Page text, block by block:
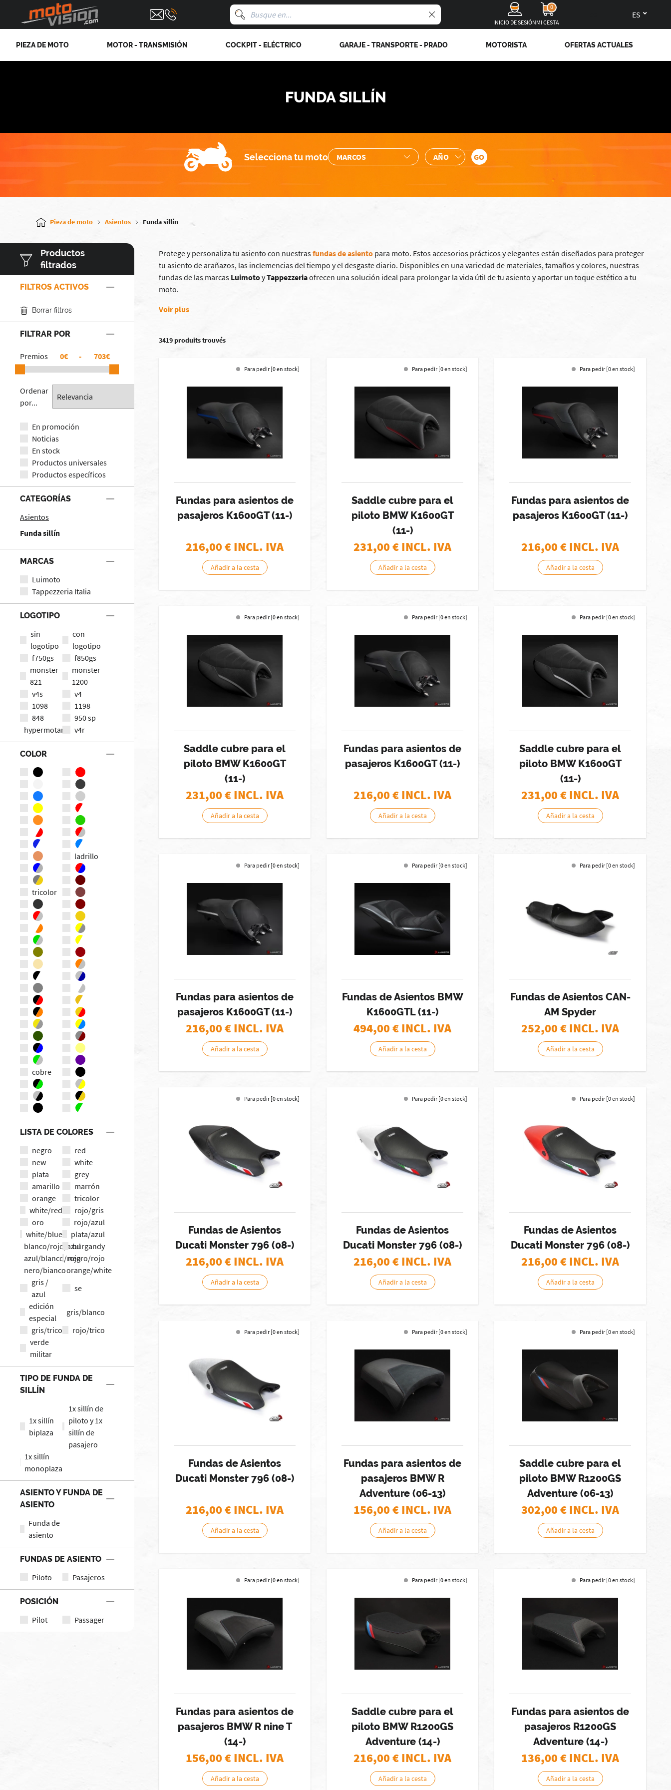
INICIO DE SESIÓN
0
MI CESTA
PIEZA DE MOTO MOTOR - TRANSMISIÓN COCKPIT - ELÉCTRICO GARAJE - TRANSPORTE - PRADO MOTORISTA OFERTAS ACTUALES
FUNDA SILLÍN
Selecciona tu moto
Pieza de moto Asientos Funda sillín
Productos
filtrados
FILTROS ACTIVOS
Borrar filtros
FILTRAR POR
Premios € - €
Ordenar
por...
En promoción
Noticias
En stock
Productos universales
Productos específicos
CATEGORÍAS
Asientos
Funda sillín
MARCAS
Luimoto
Tappezzeria Italia
LOGOTIPO
sin
logotipo
con
logotipo
f750gs
f850gs
monster
821
monster
1200
v4s
v4
1098
1198
848
950 sp
hypermotard
v4r
COLOR
ladrillo
tricolor
cobre
LISTA DE COLORES
negro
red
new
white
plata
grey
amarillo
marrón
orange
tricolor
white/red
rojo/gris
oro
rojo/azul
white/blue
plata/azul
blanco/rojo/azulburgandy
azul/blanco/rojonegro/rojo
nero/biancoorange/white
gris /
azul
se
edición
especial
gris/blanco
gris/trico
rojo/trico
verde
militar
TIPO DE FUNDA DE
SILLÍN
1x sillín
biplaza
1x sillín de
piloto y 1x
sillín de
pasajero
1x sillín
monoplaza
ASIENTO Y FUNDA DE
ASIENTO
Funda de
asiento
FUNDAS DE ASIENTO
Piloto Pasajeros
POSICIÓN
Pilot Passager
Protege y personaliza tu asiento con nuestrasfundas de asiento para moto. Estos accesorios prácticos y elegantes están diseñados para proteger
tu asiento de arañazos, las inclemencias del tiempo y el desgaste diario. Disponibles en una variedad de materiales, tamaños y colores, nuestras
fundas de las marcas LuimotoyTappezzeriaofrecen una solución ideal para prolongar la vida útil de tu asiento y aportar un toque estético a tu
moto.
Voir plus
3419 produits trouvés
Para pedir [0 en stock]
Fundas para asientos de
pasajeros K1600GT (11-)
216,00€ INCL. IVA
Añadir a la cesta
Para pedir [0 en stock]
Saddle cubre para el
piloto BMW K1600GT
(11-)
231,00€ INCL. IVA
Añadir a la cesta
Para pedir [0 en stock]
Fundas para asientos de
pasajeros K1600GT (11-)
216,00€ INCL. IVA
Añadir a la cesta
Para pedir [0 en stock]
Saddle cubre para el
piloto BMW K1600GT
(11-)
231,00€ INCL. IVA
Añadir a la cesta
Para pedir [0 en stock]
Fundas para asientos de
pasajeros K1600GT (11-)
216,00€ INCL. IVA
Añadir a la cesta
Para pedir [0 en stock]
Saddle cubre para el
piloto BMW K1600GT
(11-)
231,00€ INCL. IVA
Añadir a la cesta
Para pedir [0 en stock]
Fundas para asientos de
pasajeros K1600GT (11-)
216,00€ INCL. IVA
Añadir a la cesta
Para pedir [0 en stock]
Fundas de Asientos BMW
K1600GTL (11-)
494,00€ INCL. IVA
Añadir a la cesta
Para pedir [0 en stock]
Fundas de Asientos CAN-
AM Spyder
252,00€ INCL. IVA
Añadir a la cesta
Para pedir [0 en stock]
Fundas de Asientos
Ducati Monster 796 (08-)
216,00€ INCL. IVA
Añadir a la cesta
Para pedir [0 en stock]
Fundas de Asientos
Ducati Monster 796 (08-)
216,00€ INCL. IVA
Añadir a la cesta
Para pedir [0 en stock]
Fundas de Asientos
Ducati Monster 796 (08-)
216,00€ INCL. IVA
Añadir a la cesta
Para pedir [0 en stock]
Fundas de Asientos
Ducati Monster 796 (08-)
216,00€ INCL. IVA
Añadir a la cesta
Para pedir [0 en stock]
Fundas para asientos de
pasajeros BMW R
Adventure (06-13)
156,00€ INCL. IVA
Añadir a la cesta
Para pedir [0 en stock]
Saddle cubre para el
piloto BMW R1200GS
Adventure (06-13)
302,00€ INCL. IVA
Añadir a la cesta
Para pedir [0 en stock]
Fundas para asientos de
pasajeros BMW R nine T
(14-)
156,00€ INCL. IVA
Añadir a la cesta
Para pedir [0 en stock]
Saddle cubre para el
piloto BMW R1200GS
Adventure (14-)
216,00€ INCL. IVA
Añadir a la cesta
Para pedir [0 en stock]
Fundas para asientos de
pasajeros R1200GS
Adventure (14-)
136,00€ INCL. IVA
Añadir a la cesta